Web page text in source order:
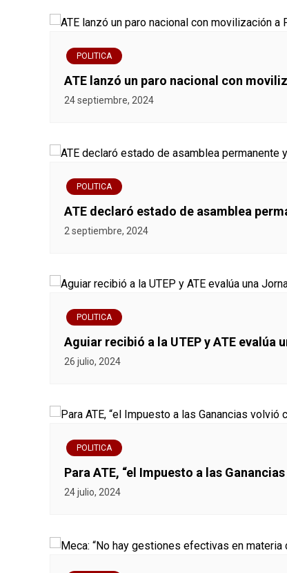
v
e
g
a
i
ó
n
e
e
n
t
r
d
a
POLITICA
ATE lanzó un paro nacional con
24 septiembre, 2024
POLITICA
ATE declaró estado de asamblea
2 septiembre, 2024
POLITICA
Aguiar recibió a la UTEP y ATE evalúa
26 julio, 2024
POLITICA
Para ATE, “el Impuesto a las
24 julio, 2024